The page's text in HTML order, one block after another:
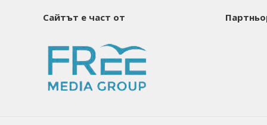
Сайтът е част от